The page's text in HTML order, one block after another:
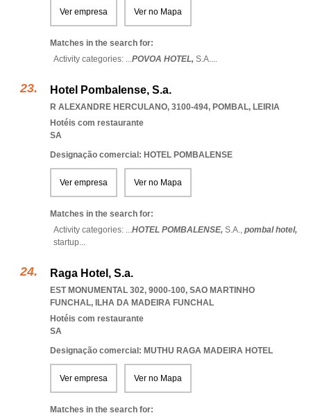
Ver empresa Ver no Mapa
Matches in the search for:
Activity categories: ...POVOA HOTEL, S.A....
Hotel Pombalense, S.a.
R ALEXANDRE HERCULANO, 3100-494, POMBAL, LEIRIA
Hotéis com restaurante
SA
Designação comercial: HOTEL POMBALENSE
Ver empresa Ver no Mapa
Matches in the search for:
Activity categories: ...HOTEL POMBALENSE, S.A., pombal hotel,
startup...
Raga Hotel, S.a.
EST MONUMENTAL 302, 9000-100, SAO MARTINHO
FUNCHAL, ILHA DA MADEIRA FUNCHAL
Hotéis com restaurante
SA
Designação comercial: MUTHU RAGA MADEIRA HOTEL
Ver empresa Ver no Mapa
Matches in the search for: